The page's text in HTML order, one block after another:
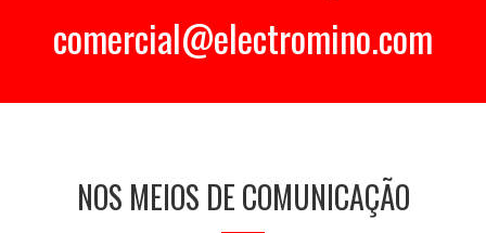
comercial@electromino.com
NOS MEIOS DE COMUNICAÇÃO